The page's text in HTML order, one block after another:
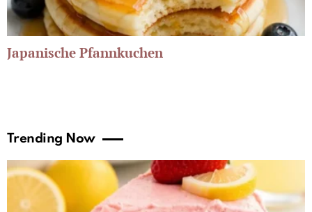
Japanische Pfannkuchen
Trending Now